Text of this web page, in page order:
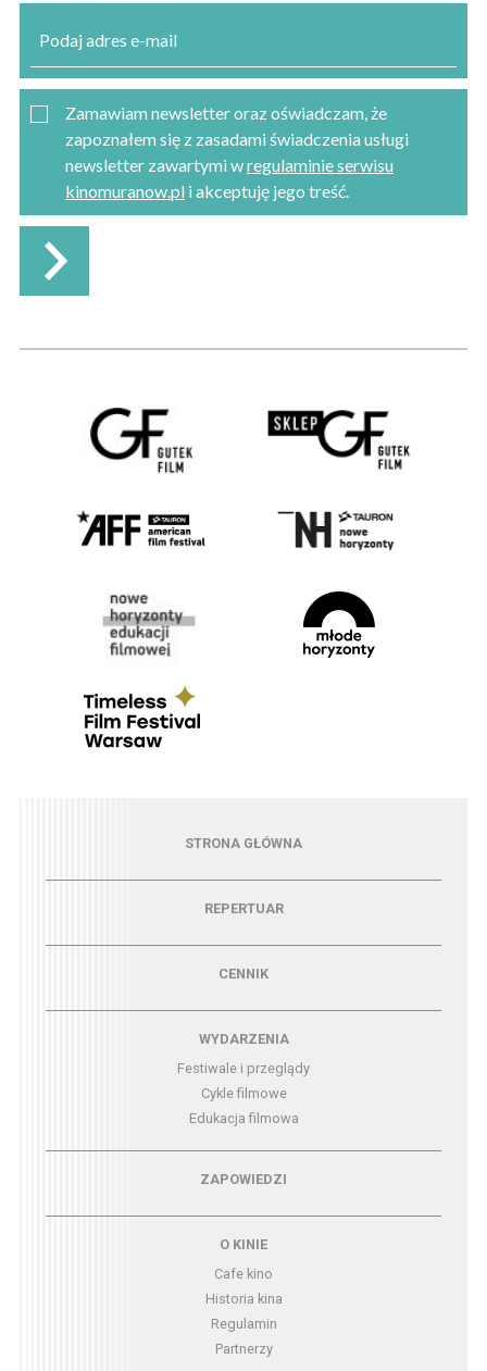
Zamawiam newsletter oraz oświadczam, że
zapoznałem się z zasadami świadczenia usługi
newsletter zawartymi wregulaminie serwisu
kinomuranow.pl i akceptuję jego treść.
Menu - strona główna
STRONA GŁÓWNA
Menu - repertuarREPERTUAR
CENNIK
Menu - wydarzeniaWYDARZENIA
Festiwale i przeglądy
Cykle filmowe
Edukacja filmowa
Menu - zapowiedziZAPOWIEDZI
O KINIE
Cafe kino
Historia kina
Regulamin
Partnerzy